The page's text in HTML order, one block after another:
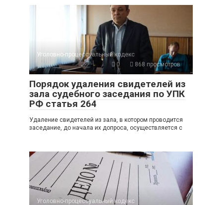
Уголовно-процессуальный кодекс
0
868 просмотров
Порядок удаления свидетелей из
зала судебного заседания по УПК
РФ статья 264
Удаление свидетелей из зала, в котором проводится
заседание, до начала их допроса, осуществляется с
Уголовно-процессуальный кодекс